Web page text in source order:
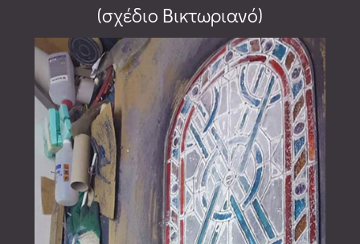
(σχέδιο Βικτωριανό)